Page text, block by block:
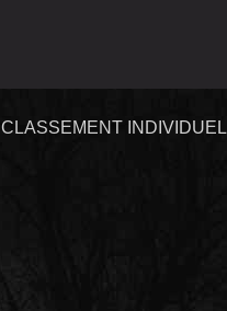
CLASSEMENT INDIVIDUEL